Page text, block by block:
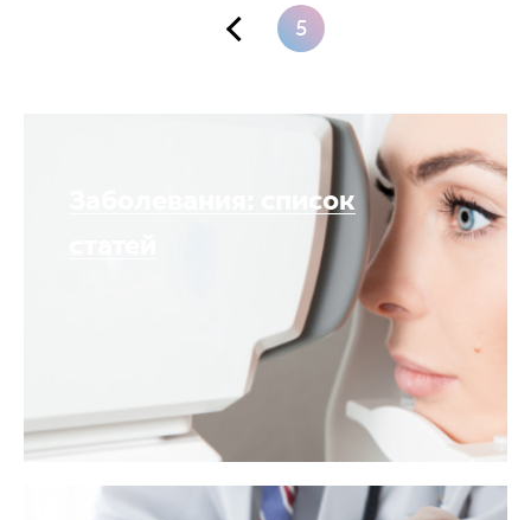
5
Заболевания: список